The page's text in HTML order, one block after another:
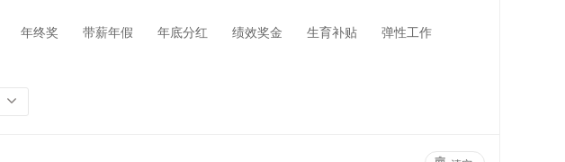
年终奖 带薪年假 年底分红 绩效奖金 生育补贴
弹性工作